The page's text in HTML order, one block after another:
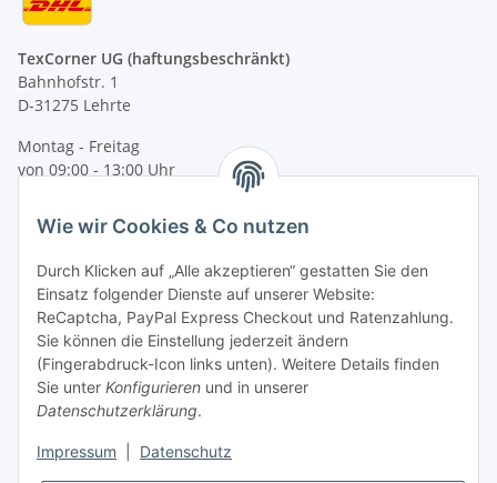
TexCorner UG (haftungsbeschränkt)
Bahnhofstr. 1
D-31275 Lehrte
Montag - Freitag
von 09:00 - 13:00 Uhr
Tel: +49 (0) 5132 8230689
E-Mail:mail@texcorner.de
Wie wir Cookies & Co nutzen
Durch Klicken auf „Alle akzeptieren“ gestatten Sie den
Einsatz folgender Dienste auf unserer Website:
ReCaptcha, PayPal Express Checkout und Ratenzahlung.
Sie können die Einstellung jederzeit ändern
(Fingerabdruck-Icon links unten). Weitere Details finden
Sie unter Konfigurieren und in unserer
Datenschutzerklärung.
Impressum Datenschutz